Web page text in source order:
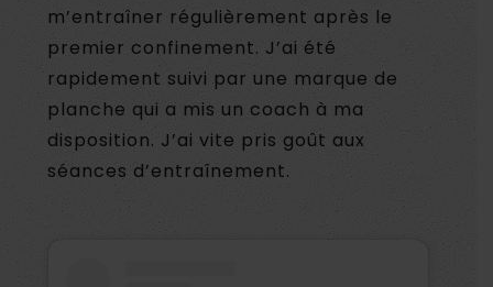
m’entraîner régulièrement après le
premier confinement. J’ai été
rapidement suivi par une marque de
planche qui a mis un coach à ma
disposition. J’ai vite pris goût aux
séances d’entraînement.